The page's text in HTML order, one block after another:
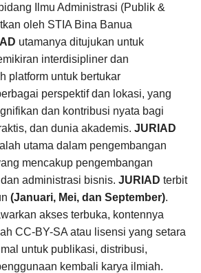
Ilmu Administrasi (Publik &
oleh STIA Bina Banua
utamanya ditujukan untuk
interdisipliner dan
platform untuk bertukar
perspektif dan lokasi, yang
dan kontribusi nyata bagi
dan dunia akademis. JURIAD
utama dalam pengembangan
mencakup pengembangan
administrasi bisnis. JURIAD terbit
(Januari, Mei, dan September).
akses terbuka, kontennya
CC-BY-SA atau lisensi yang setara
untuk publikasi, distribusi,
kembali karya ilmiah.